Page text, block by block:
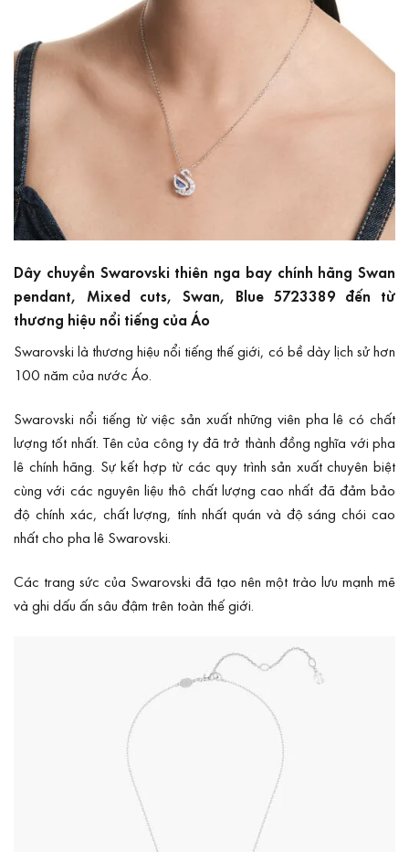
Dây chuyền Swarovski thiên nga bay chính hãng Swan
pendant, Mixed cuts, Swan, Blue 5723389 đến từ
thương hiệu nổi tiếng của Áo
Swarovski là thương hiệu nổi tiếng thế giới, có bề dày lịch sử hơn
100 năm của nước Áo.
Swarovski nổi tiếng từ việc sản xuất những viên pha lê có chất
lượng tốt nhất. Tên của công ty đã trở thành đồng nghĩa với pha
lê chính hãng. Sự kết hợp từ các quy trình sản xuất chuyên biệt
cùng với các nguyên liệu thô chất lượng cao nhất đã đảm bảo
độ chính xác, chất lượng, tính nhất quán và độ sáng chói cao
nhất cho pha lê Swarovski.
Các trang sức của Swarovski đã tạo nên một trào lưu mạnh mẽ
và ghi dấu ấn sâu đậm trên toàn thế giới.